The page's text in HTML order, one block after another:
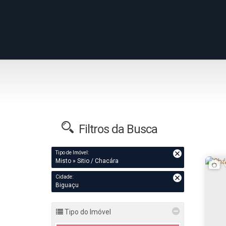
Filtros da Busca
Tipo de Imóvel:
Misto » Sitio / Chacára
Cidade:
Biguaçu
Tipo do Imóvel